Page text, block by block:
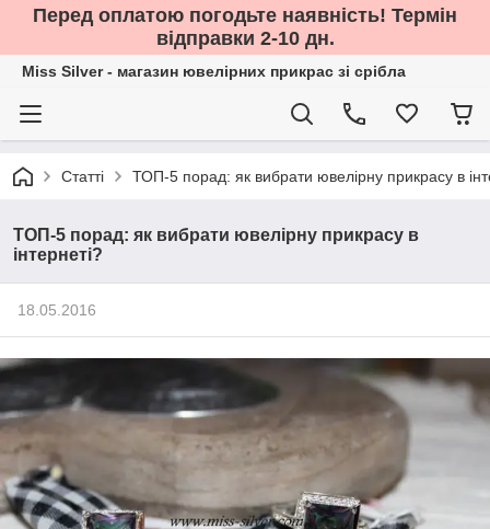
Перед оплатою погодьте наявність! Термін
відправки 2-10 дн.
Miss Silver - магазин ювелірних прикрас зі срібла
Статті ТОП-5 порад: як вибрати ювелірну прикрасу в
ТОП-5 порад: як вибрати ювелірну прикрасу в
інтернеті?
18.05.2016